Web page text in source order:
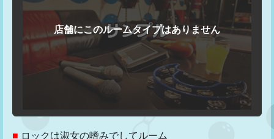
■ ロックは淑女の嗜みでしてルーム